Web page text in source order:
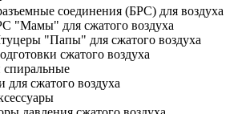
соединения (БРС) для воздуха
"Мамы" для сжатого воздуха
"Папы" для сжатого воздуха
сжатого воздуха
для сжатого воздуха